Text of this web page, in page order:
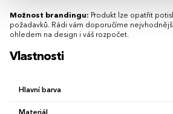
Možnost brandingu: Produkt lze opatřit
požadavků. Rádi vám doporučíme
ohledem na design i váš rozpočet.
Vlastnosti
Hlavní barva